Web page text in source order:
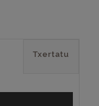
Txertatu